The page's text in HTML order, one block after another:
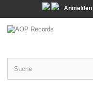
Anmelden